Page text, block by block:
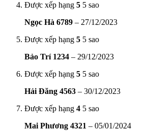
Được xếp hạng 5 5 sao
Ngọc Hà 6789 – 27/12/2023
Được xếp hạng 5 5 sao
Bảo Trí 1234 – 29/12/2023
Được xếp hạng 5 5 sao
Hải Đăng 4563 – 30/12/2023
Được xếp hạng 4 5 sao
Mai Phương 4321 – 05/01/2024